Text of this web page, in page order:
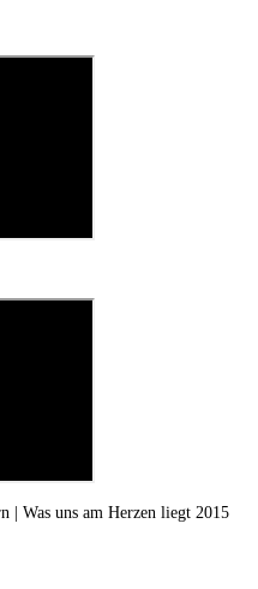
| Was uns am Herzen liegt 2015